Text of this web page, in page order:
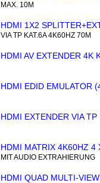
MAX. 10M
HDMI 1X2
VIA TP KAT.6A 4K60HZ 70M
HDMI AV EXTENDER 4K
HDMI EDID EMULATOR
HDMI EXTENDER VIA TP
HDMI MATRIX 4K60HZ 4
MIT AUDIO EXTRAHIERUNG
HDMI QUAD MULTI-